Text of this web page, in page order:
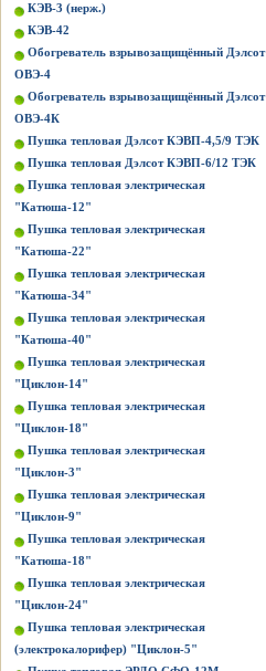
КЭВ-3 (нерж.)
КЭВ-42
Обогреватель взрывозащищённый Дэлсот
ОВЭ-4
Обогреватель взрывозащищённый Дэлсот
ОВЭ-4К
Пушка тепловая Дэлсот КЭВП-4,5/9 ТЭК
Пушка тепловая Дэлсот КЭВП-6/12 ТЭК
Пушка тепловая электрическая
"Катюша-12"
Пушка тепловая электрическая
"Катюша-22"
Пушка тепловая электрическая
"Катюша-34"
Пушка тепловая электрическая
"Катюша-40"
Пушка тепловая электрическая
"Циклон-14"
Пушка тепловая электрическая
"Циклон-18"
Пушка тепловая электрическая
"Циклон-3"
Пушка тепловая электрическая
"Циклон-9"
Пушка тепловая электрическая
"Катюша-18"
Пушка тепловая электрическая
"Циклон-24"
Пушка тепловая электрическая
(электрокалорифер) "Циклон-5"